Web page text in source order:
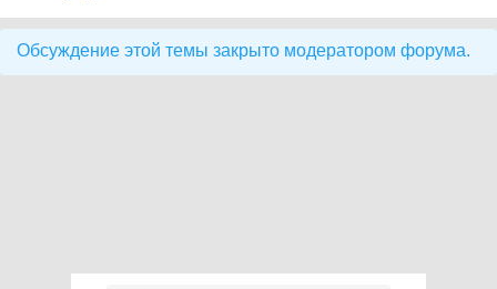
Обсуждение этой темы закрыто модератором форума.